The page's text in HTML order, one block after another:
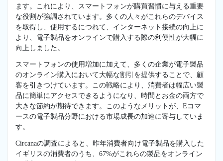
ます。これにより、スマートフォンが購買習慣に与える重要
な役割が強調されています。多くの人々がこれらのデバイス
を取得し、使用するにつれて、インターネット接続の向上に
より、電子製品をオンラインで購入する際の利便性が大幅に
向上しました。
スマートフォンの使用増加に加えて、多くの企業が電子製品
のオンライン購入において大幅な割引を提供することで、顧
客を引きつけています。この戦略により、消費者は幅広い製
品に簡単にアクセスできるようになり、時間とお金の両方で
大きな節約が期待できます。このようなメリットが、Eコマ
ースの電子製品分野における市場成長の加速に寄与していま
す。
Circanaの調査によると、昨年消費者向け電子製品を購入した
イギリスの消費者のうち、67%がこれらの製品をオンライン